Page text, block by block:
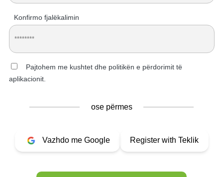
Konfirmo fjalëkalimin
Pajtohem me kushtet dhe politikën e përdorimit të
aplikacionit.
ose përmes
Vazhdo me Google Register with Teklik